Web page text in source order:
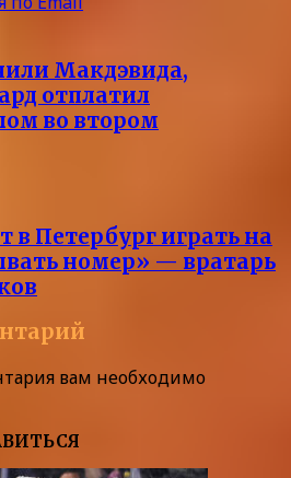
Макдэвида,
отплатил
во втором
в Петербург играть на
номер» — вратарь
вам необходимо